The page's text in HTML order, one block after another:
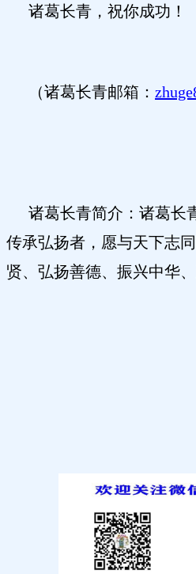
诸葛长青，祝你成功！
（诸葛长青邮箱：
诸葛长青简介：诸葛长
传承弘扬者，愿与天下志
贤、弘扬善德、振兴中华、